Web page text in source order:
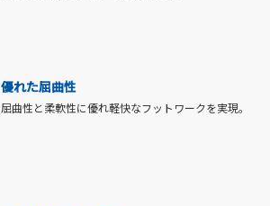
優れた屈曲性
屈曲性と柔軟性に優れ軽快なフットワークを実現。